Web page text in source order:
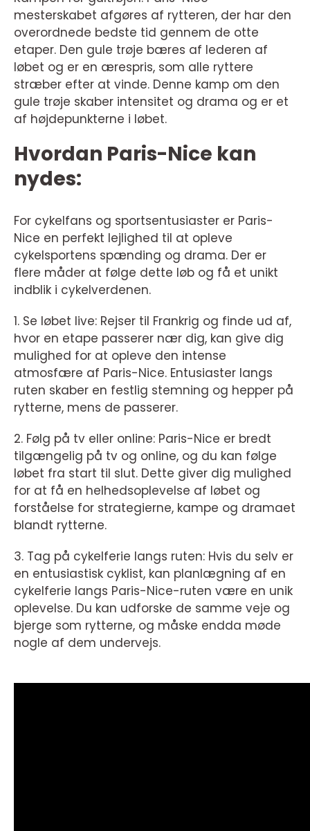
mesterskabet afgøres af rytteren, der har den
overordnede bedste tid gennem de otte
etaper. Den gule trøje bæres af lederen af
løbet og er en ærespris, som alle ryttere
stræber efter at vinde. Denne kamp om den
gule trøje skaber intensitet og drama og er et
af højdepunkterne i løbet.
Hvordan Paris-Nice kan
nydes:
For cykelfans og sportsentusiaster er Paris-
Nice en perfekt lejlighed til at opleve
cykelsportens spænding og drama. Der er
flere måder at følge dette løb og få et unikt
indblik i cykelverdenen.
1. Se løbet live: Rejser til Frankrig og finde ud af,
hvor en etape passerer nær dig, kan give dig
mulighed for at opleve den intense
atmosfære af Paris-Nice. Entusiaster langs
ruten skaber en festlig stemning og hepper på
rytterne, mens de passerer.
2. Følg på tv eller online: Paris-Nice er bredt
tilgængelig på tv og online, og du kan følge
løbet fra start til slut. Dette giver dig mulighed
for at få en helhedsoplevelse af løbet og
forståelse for strategierne, kampe og dramaet
blandt rytterne.
3. Tag på cykelferie langs ruten: Hvis du selv er
en entusiastisk cyklist, kan planlægning af en
cykelferie langs Paris-Nice-ruten være en unik
oplevelse. Du kan udforske de samme veje og
bjerge som rytterne, og måske endda møde
nogle af dem undervejs.